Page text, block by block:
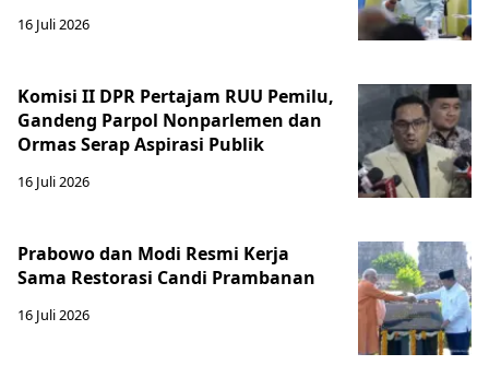
16 Juli 2026
Komisi II DPR Pertajam RUU Pemilu,
Gandeng Parpol Nonparlemen dan
Ormas Serap Aspirasi Publik
16 Juli 2026
Prabowo dan Modi Resmi Kerja
Sama Restorasi Candi Prambanan
16 Juli 2026